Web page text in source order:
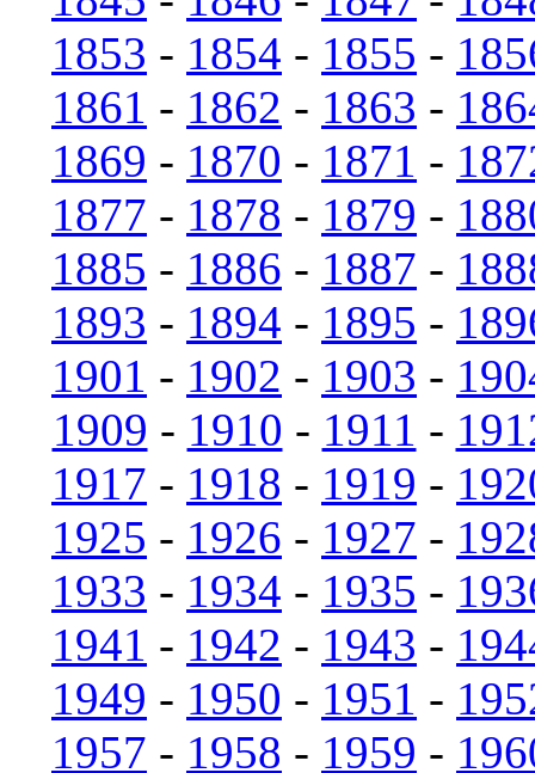
1853 - 1854 - 1855 -
1861 - 1862 - 1863 -
1869 - 1870 - 1871 -
1877 - 1878 - 1879 -
1885 - 1886 - 1887 -
1893 - 1894 - 1895 -
1901 - 1902 - 1903 -
1909 - 1910 - 1911 -
1917 - 1918 - 1919 -
1925 - 1926 - 1927 -
1933 - 1934 - 1935 -
1941 - 1942 - 1943 -
1949 - 1950 - 1951 -
1957 - 1958 - 1959 -